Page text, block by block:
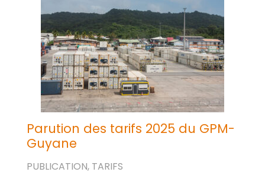
Parution des tarifs 2025 du GPM-
Guyane
PUBLICATION, TARIFS